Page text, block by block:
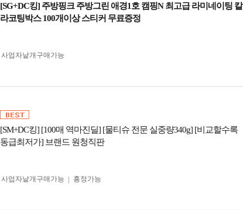
[SG+DC킹] 주방핑크 주방그린 애경1호 캠핑N 최고급 라미네이팅 칼
라코팅박스 100개이상 스티커 무료증정
사업자 낱개구매가능
[SM+DC킹] [100매 역마진딜] [물티슈 전문 실중량340g] [비교할수록
동급최저가] 브랜드 원청직판
사업자 낱개구매가능
흥정가능